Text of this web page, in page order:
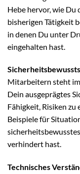
Hebe hervor, wie Du
bisherigen Tätigkeit
in denen Du unter
eingehalten hast.
Mitarbeitern steht
Dein ausgeprägtes
Fähigkeit, Risiken
Beispiele für
verhindert hast.
Technisches